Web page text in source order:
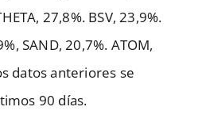
27,8%. BSV, 23,9%.
SAND, 20,7%. ATOM,
datos anteriores se
90 días.